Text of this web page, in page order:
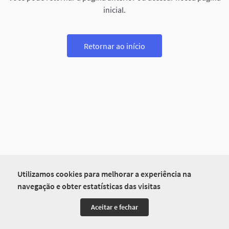
Utilizamos cookies para melhorar a experiência na
navegação e obter estatísticas das visitas
Aceitar e fechar
inicial.
Retornar ao início